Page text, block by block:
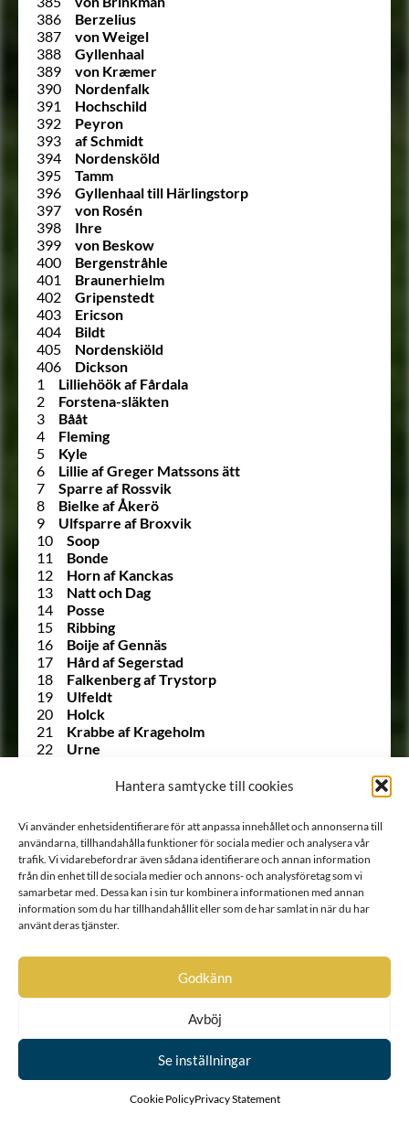
Hantera samtycke till cookies
Vi använder enhetsidentifierare för att anpassa innehållet och annonserna till
användarna, tillhandahålla funktioner för sociala medier och analysera vår
trafik. Vi vidarebefordrar även sådana identifierare och annan information
från din enhet till de sociala medier och annons- och analysföretag som vi
samarbetar med. Dessa kan i sin tur kombinera informationen med annan
information som du har tillhandahållit eller som de har samlat in när du har
använt deras tjänster.
Godkänn
Avböj
Se inställningar
Cookie PolicyPrivacy Statement
386
Berzelius
387
von Weigel
388
Gyllenhaal
389
von Kræmer
390
Nordenfalk
391
Hochschild
392
Peyron
393
af Schmidt
394
Nordensköld
395
Tamm
396
Gyllenhaal till Härlingstorp
397
von Rosén
398
Ihre
399
von Beskow
400
Bergenstråhle
401
Braunerhielm
402
Gripenstedt
403
Ericson
404
Bildt
405
Nordenskiöld
406
Dickson
1
Lilliehöök af Fårdala
2
Forstena-släkten
3
Bååt
4
Fleming
5
Kyle
6
Lillie af Greger Matssons ätt
7
Sparre af Rossvik
8
Bielke af Åkerö
9
Ulfsparre af Broxvik
10
Soop
11
Bonde
12
Horn af Kanckas
13
Natt och Dag
14
Posse
15
Ribbing
16
Boije af Gennäs
17
Hård af Segerstad
18
Falkenberg af Trystorp
19
Ulfeldt
20
Holck
21
Krabbe af Krageholm
22
Urne
Tott
27
Gädda
28
Bille af Dybeck
29
Gyllenstierna af Svaneholm
30
Lindenov
31
Björnklou
32
Stålarm
34
Lilliecrona
528 A
von Snoilsky
39
Stiernkors
Gyllenhierta